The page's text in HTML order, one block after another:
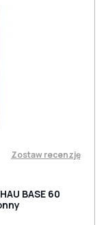
Zostaw recenzję
BASE 60